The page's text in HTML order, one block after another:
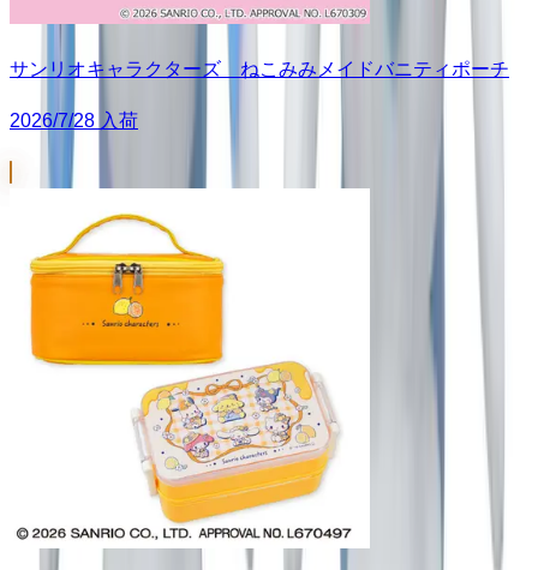
サンリオキャラクターズ ねこみみメイドバニティポーチ
2026/7/28 入荷